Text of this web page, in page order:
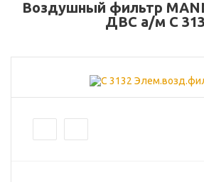
Воздушный фильтр
ДВС а/м C